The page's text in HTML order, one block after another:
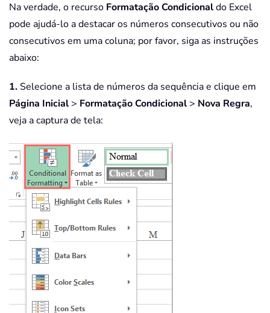
Na verdade, o recurso Formatação Condicionaldo Excel
pode ajudá-lo a destacar os números consecutivos ou não
consecutivos em uma coluna; por favor, siga as instruções
abaixo:
1. Selecione a lista de números da sequência e clique em
Página Inicial > Formatação Condicional > Nova Regra,
veja a captura de tela: